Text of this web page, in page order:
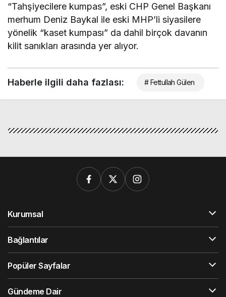
“Tahşiyecilere kumpas”, eski CHP Genel Başkanı
merhum Deniz Baykal ile eski MHP’li siyasilere
yönelik “kaset kumpası” da dahil birçok davanın
kilit sanıkları arasında yer alıyor.
Haberle ilgili daha fazlası: # Fettullah Gülen
Kurumsal
Bağlantılar
Popüler Sayfalar
Gündeme Dair